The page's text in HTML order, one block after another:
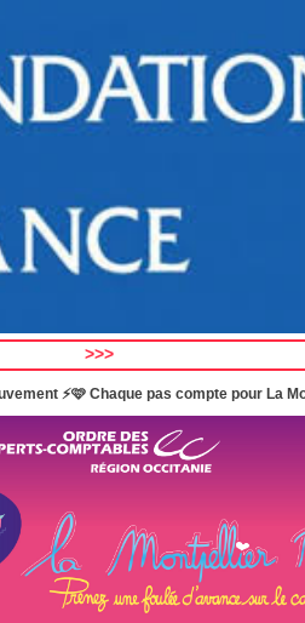
>>>
⚡️🩷 Chaque pas compte pour La